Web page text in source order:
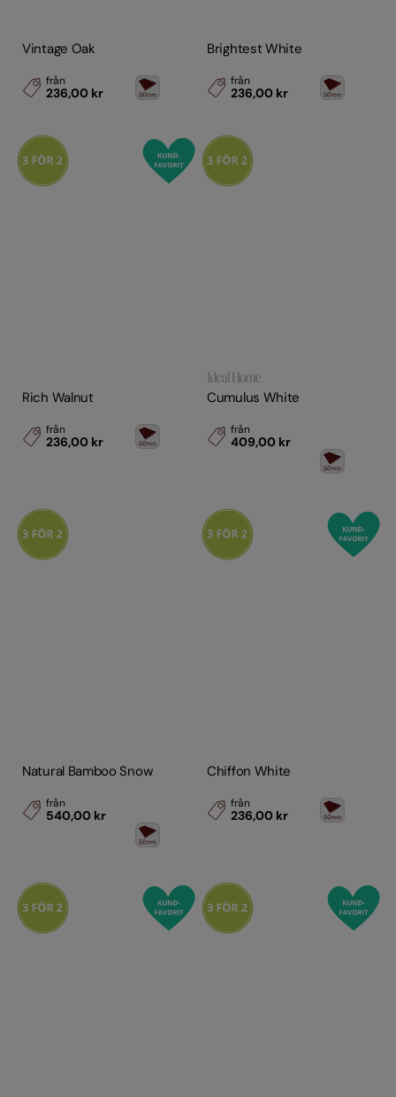
Vintage Oak
från
236,00 kr
Brightest White
från
236,00 kr
Rich Walnut
från
236,00 kr
Cumulus White
från
409,00 kr
Natural Bamboo Snow
från
540,00 kr
Chiffon White
från
236,00 kr